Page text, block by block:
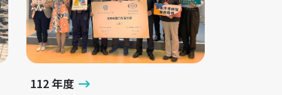
112 年度